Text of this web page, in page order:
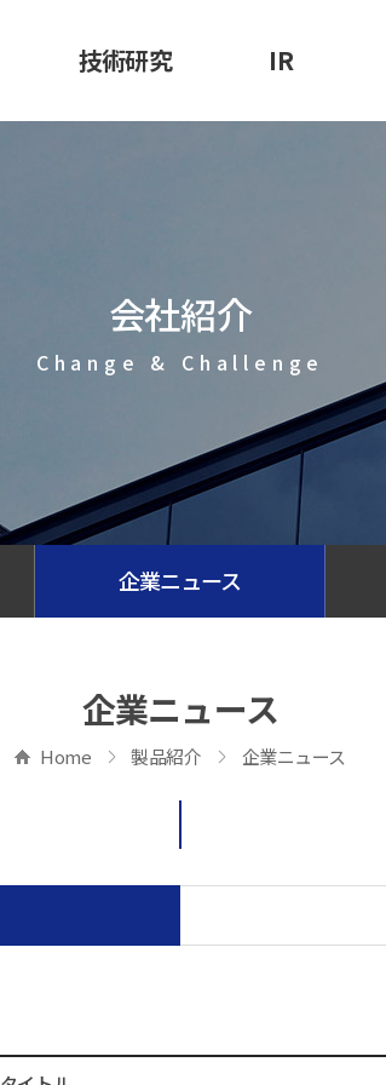
技術研究 IR
会社紹介
Change & Challenge
企業ニュース
企業ニュース
Home 製品紹介 企業ニュース